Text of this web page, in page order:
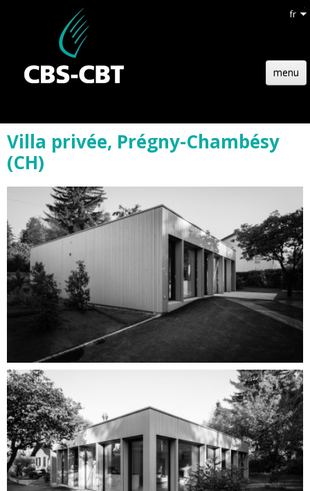
fr
menu
STRUCTURE
ACTUALITÉS
EMPLOIS
CONTACT
DEVIS
Villa privée, Prégny-Chambésy
(CH)